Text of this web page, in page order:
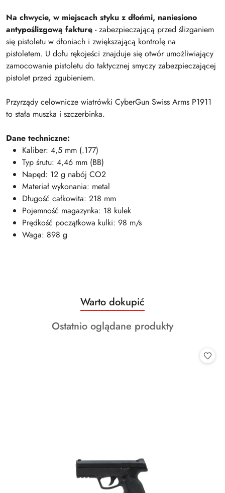
Na chwycie, w miejscach styku z dłońmi, naniesiono
antypoślizgową fakturę - zabezpieczającą przed ślizganiem
się pistoletu w dłoniach i zwiększającą kontrolę na
pistoletem. U dołu rękojeści znajduje się otwór umożliwiający
zamocowanie pistoletu do taktycznej smyczy zabezpieczającej
pistolet przed zgubieniem.
Przyrządy celownicze wiatrówki CyberGun Swiss Arms P1911
to stała muszka i szczerbinka.
Dane techniczne:
Kaliber: 4,5 mm (.177)
Typ śrutu: 4,46 mm (BB)
Napęd: 12 g nabój CO2
Materiał wykonania: metal
Długość całkowita: 218 mm
Pojemność magazynka: 18 kulek
Prędkość początkowa kulki: 98 m/s
Waga: 898 g
Pomiń karuzelę produktów
Produkty
o
statusie:
Warto dokupić
Produkty
Ostatnio oglądane produkty